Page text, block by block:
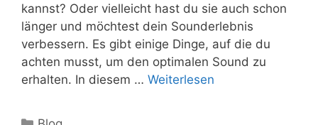
kannst? Oder vielleicht hast du sie auch schon
länger und möchtest dein Sounderlebnis
verbessern. Es gibt einige Dinge, auf die du
achten musst, um den optimalen Sound zu
erhalten. In diesem … Weiterlesen
Kategorien